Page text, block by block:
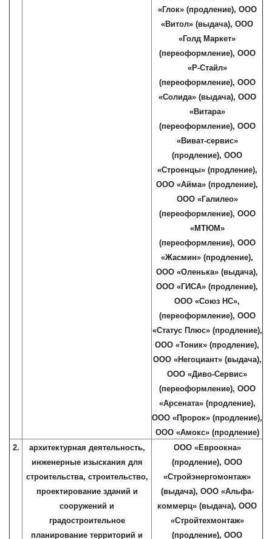
«Глок» (продление), ООО
«Витол» (выдача), ООО
«Голд Маркет»
(переоформление), ООО
«Р-Стайл»
(переоформление), ООО
«Солида» (выдача), ООО
«Витара»
(переоформление), ООО
«Виват-сервис»
(продление), ООО
«Строенцы» (продление),
ООО «Айма» (продление),
ООО «Галилео»
(переоформление), ООО
«МТЮМ»
(переоформление), ООО
«Жасмин» (продление),
ООО «Оленька» (выдача),
ООО «ГИСА» (продление),
ООО «Союз НС»,
(переоформление), ООО
«Статус Плюс» (продление),
ООО «Тоник» (продление),
ООО «Негоциант» (выдача),
ООО «Диво-Сервис»
(переоформление), ООО
«Арсената» (продление),
ООО «Пророк» (продление),
ООО «Амокс» (продление)
2.
архитектурная деятельность,
инженерные изыскания для
строительства, строительство,
проектирование зданий и
сооружений и
градостроительное
планирование территорий и
ООО «Евроокна»
(продление), ООО
«Стройэнергомонтаж»
(выдача), ООО «Альфа-
коммерц» (выдача), ООО
«Стройтехмонтаж»
(продление), ООО